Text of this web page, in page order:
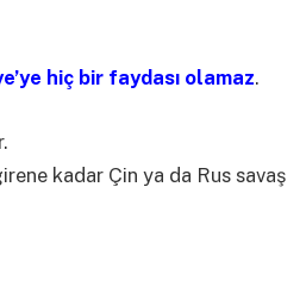
hiç bir faydası olamaz.
kadar Çin ya da Rus savaş